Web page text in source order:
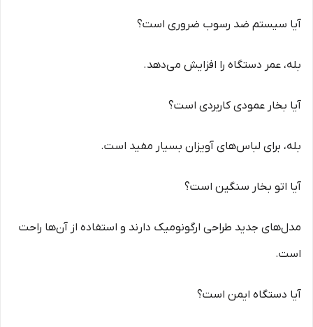
آیا سیستم ضد رسوب ضروری است؟
بله، عمر دستگاه را افزایش می‌دهد.
آیا بخار عمودی کاربردی است؟
بله، برای لباس‌های آویزان بسیار مفید است.
آیا اتو بخار سنگین است؟
مدل‌های جدید طراحی ارگونومیک دارند و استفاده از آن‌ها راحت
است.
آیا دستگاه ایمن است؟